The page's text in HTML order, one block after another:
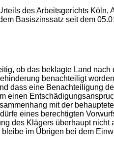
des Arbeitsgerichts
Basiszinssatz seit dem
das beklagte Land nach
benachteiligt
dass eine Benachteiligung
einen
mit der
eines berechtigten
des Klägers überhaupt
im Übrigen bei dem